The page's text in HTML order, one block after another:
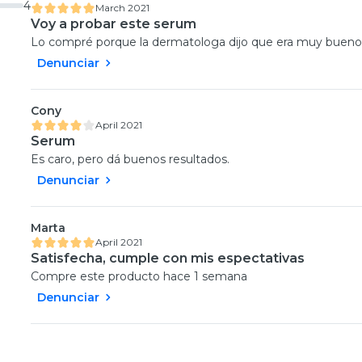
4 March 2021
Voy a probar este serum
Lo compré porque la dermatologa dijo que era muy
Denunciar
Cony
April 2021
Serum
Es caro, pero dá buenos resultados.
Denunciar
Marta
April 2021
Satisfecha, cumple con mis espectativas
Compre este producto hace 1 semana
Denunciar